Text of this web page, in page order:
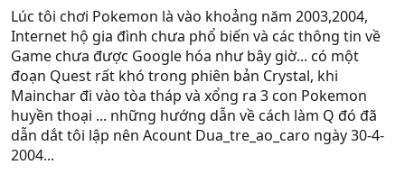
Lúc tôi chơi Pokemon là vào khoảng năm 2003,2004,
Internet hộ gia đình chưa phổ biến và các thông tin về
Game chưa được Google hóa như bây giờ... có một
đoạn Quest rất khó trong phiên bản Crystal, khi
Mainchar đi vào tòa tháp và xổng ra 3 con Pokemon
huyền thoại ... những hướng dẫn về cách làm Q đó đã
dẫn dắt tôi lập nên Acount Dua_tre_ao_caro ngày 30-4-
2004...